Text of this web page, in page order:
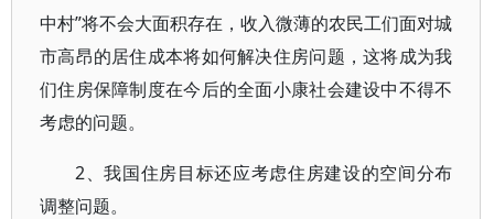
中村”将不会大面积存在，收入微薄的农民工们面对城
市高昂的居住成本将如何解决住房问题，这将成为我
们住房保障制度在今后的全面小康社会建设中不得不
考虑的问题。
2、我国住房目标还应考虑住房建设的空间分布
调整问题。